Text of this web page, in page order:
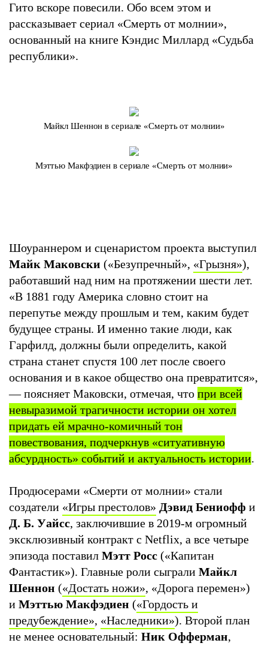
Гито вскоре повесили. Обо всем этом и
рассказывает сериал «Смерть от молнии»,
основанный на книге Кэндис Миллард «Судьба
республики».
Майкл Шеннон в сериале «Смерть от молнии»
Мэттью Макфэдиен в сериале «Смерть от молнии»
Шоураннером и сценаристом проекта выступил
Майк Маковски («Безупречный», «Грызня»),
работавший над ним на протяжении шести лет.
«В 1881 году Америка словно стоит на
перепутье между прошлым и тем, каким будет
будущее страны. И именно такие люди, как
Гарфилд, должны были определить, какой
страна станет спустя 100 лет после своего
основания и в какое общество она превратится»,
— поясняет Маковски, отмечая, что при всей
невыразимой трагичности истории он хотел
придать ей мрачно‑комичный тон
повествования, подчеркнув «ситуативную
абсурдность» событий и актуальность истории.
Продюсерами «Смерти от молнии» стали
создатели «Игры престолов» Дэвид Бениофф и
Д. Б. Уайсс, заключившие в 2019-м огромный
эксклюзивный контракт с Netflix, а все четыре
эпизода поставил Мэтт Росс («Капитан
Фантастик»). Главные роли сыграли Майкл
Шеннон («Достать ножи», «Дорога перемен»)
и Мэттью Макфэдиен («Гордость и
предубеждение», «Наследники»). Второй план
не менее основательный: Ник Офферман,